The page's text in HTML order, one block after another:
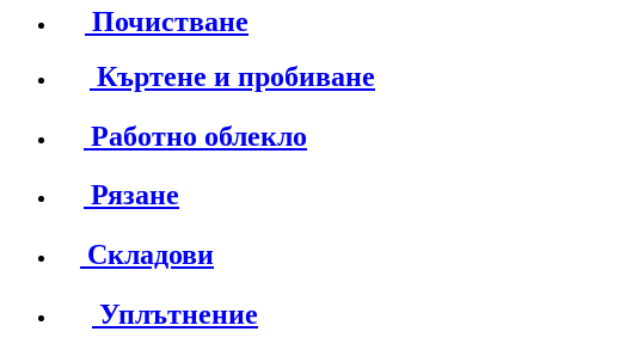
Почистване
Къртене и пробиване
Работно облекло
Рязане
Складови
Уплътнение